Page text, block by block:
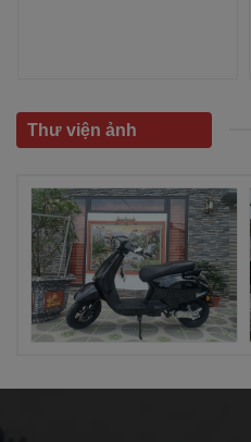
Thư viện ảnh